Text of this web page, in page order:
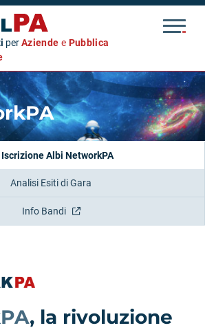
perAziende e Pubblica
Iscrizione Albi NetworkPA
Analisi Esiti di Gara
Info Bandi
, la rivoluzione